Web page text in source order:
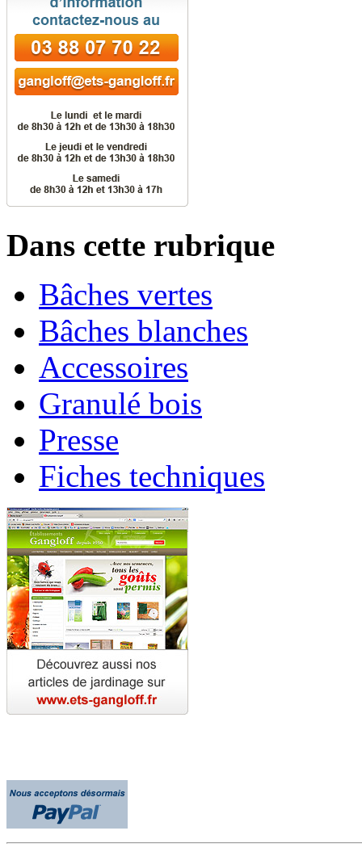
Dans cette rubrique
Bâches vertes
Bâches blanches
Accessoires
Granulé bois
Presse
Fiches techniques